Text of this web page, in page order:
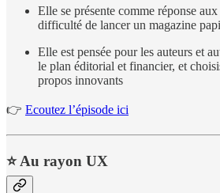
Elle se présente comme réponse
difficulté de lancer un magazine
Elle est pensée pour les auteurs et
le plan éditorial et financier, et
propos innovants
👉 Ecoutez l’épisode ici
⭐ Au rayon UX